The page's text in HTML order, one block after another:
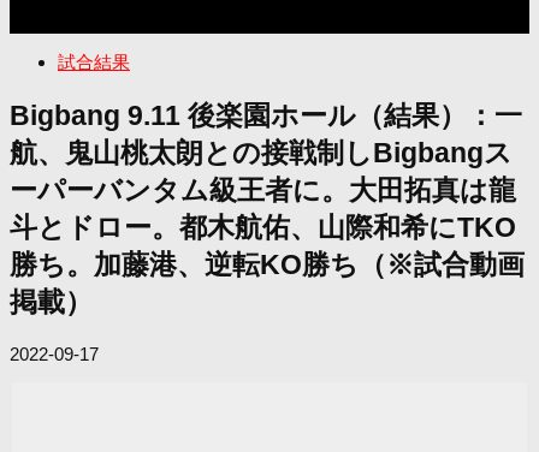
試合結果
Bigbang 9.11 後楽園ホール（結果）：一
航、鬼山桃太朗との接戦制しBigbangス
ーパーバンタム級王者に。大田拓真は龍
斗とドロー。都木航佑、山際和希にTKO
勝ち。加藤港、逆転KO勝ち（※試合動画
掲載）
2022-09-17